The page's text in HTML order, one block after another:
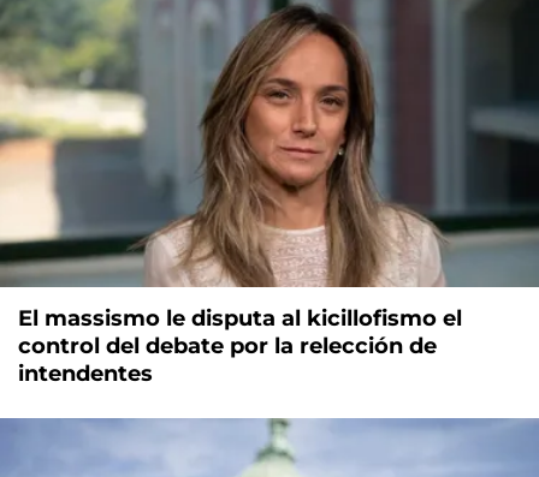
El massismo le disputa al kicillofismo el
control del debate por la relección de
intendentes